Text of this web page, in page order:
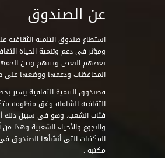
عن الصندوق
ومؤثر فى دعم وتنمية الحياة
بعضهم البعض وبينهم وبين
المحافظات ودعمها ووضعها على
فصندوق التنمية الثقافية
الثقافية الشاملة وفق منظومة
فئات الشعب. وهو فى سبيل ذلك
والنجوع والأحياء الشعبية وهذا
مكتبة .